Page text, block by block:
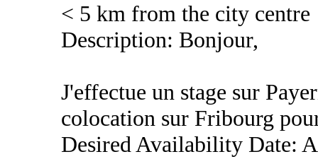
< 5 km from the city centre
Description: Bonjour,
J'effectue un stage sur
colocation sur Fribourg
Desired Availability Date: